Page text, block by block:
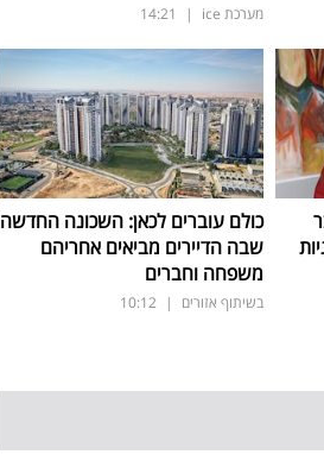
מערכת ice |
14:21
כולם עוברים לכאן: השכונה החדשה
שבה הדיירים מביאים אחריהם
משפחה וחברים
בשיתוף אזורים |
10:12